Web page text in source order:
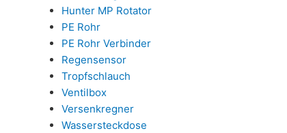
Hunter MP Rotator
PE Rohr
PE Rohr Verbinder
Regensensor
Tropfschlauch
Ventilbox
Versenkregner
Wassersteckdose